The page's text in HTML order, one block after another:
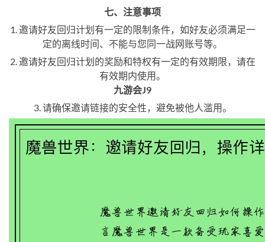
七、注意事项
1. 邀请好友回归计划有一定的限制条件，如好友必须满足一
定的离线时间、不能与您同一战网账号等。
2. 邀请好友回归计划的奖励和特权有一定的有效期限，请在
有效期内使用。
九游会J9
3. 请确保邀请链接的安全性，避免被他人滥用。